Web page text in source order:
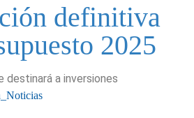
definitiva
2025
destinará a inversiones